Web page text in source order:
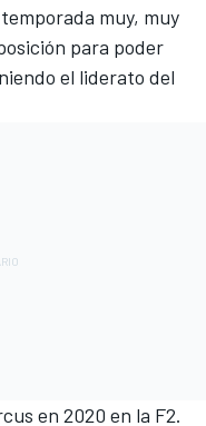
muy, muy
para poder
el liderato del
en 2020 en la F2.